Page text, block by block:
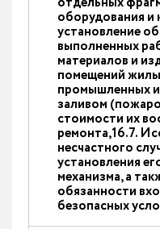
оборудования и
установление
выполненных
материалов и
помещений
промышленных
заливом
стоимости их
ремонта,16.7.
несчастного
установления
механизма, а
обязанности
безопасных